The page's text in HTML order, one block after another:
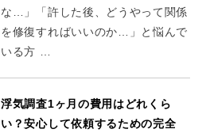
な…」「許した後、どうやって関係
を修復すればいいのか…」と悩んで
いる方 …
浮気調査1ヶ月の費用はどれくら
い？安心して依頼するための完全